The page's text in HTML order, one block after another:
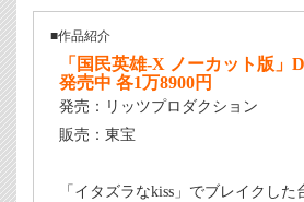
■作品紹介
「国民英雄-X ノーカット版
発売中 各1万8900円
発売：リッツプロダクション
販売：東宝
「イタズラなkiss」でブレイクし